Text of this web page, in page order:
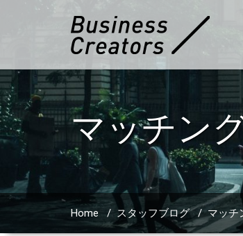
マッチン
Home / スタッフブログ/マッチ